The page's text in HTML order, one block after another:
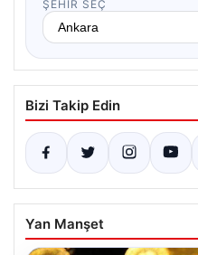
ŞEHIR SEÇ
Bizi Takip Edin
Yan Manşet